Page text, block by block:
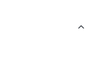
e grembiuli.
o industriale.